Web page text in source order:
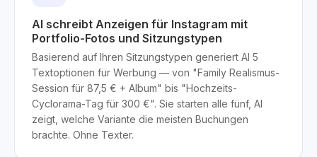
AI schreibt Anzeigen für Instagram mit
Portfolio-Fotos und Sitzungstypen
Basierend auf Ihren Sitzungstypen generiert AI 5
Textoptionen für Werbung — von "Family Realismus-
Session für 87,5 € + Album" bis "Hochzeits-
Cyclorama-Tag für 300 €". Sie starten alle fünf, AI
zeigt, welche Variante die meisten Buchungen
brachte. Ohne Texter.